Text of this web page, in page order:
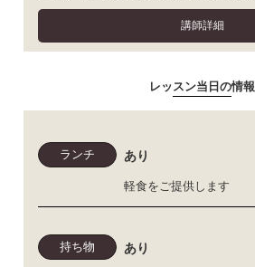
講師詳細
レッスン当日の情報
ランチ あり
軽食をご提供します
持ち物 あり